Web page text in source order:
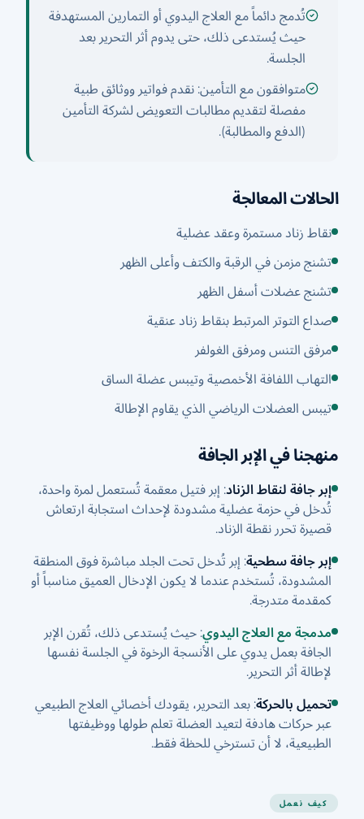
تُدمج دائماً مع العلاج اليدوي أو التمارين المستهدفة
حيث يُستدعى ذلك، حتى يدوم أثر التحرير بعد
الجلسة.
متوافقون مع التأمين: نقدم فواتير ووثائق طبية
مفصلة لتقديم مطالبات التعويض لشركة التأمين
(الدفع والمطالبة).
الحالات المعالجة
نقاط زناد مستمرة وعقد عضلية
تشنج مزمن في الرقبة والكتف وأعلى الظهر
تشنج عضلات أسفل الظهر
صداع التوتر المرتبط بنقاط زناد عنقية
مرفق التنس ومرفق الغولفر
التهاب اللفافة الأخمصية وتيبس عضلة الساق
تيبس العضلات الرياضي الذي يقاوم الإطالة
منهجنا في الإبر الجافة
إبر جافة لنقاط الزناد: إبر فتيل معقمة تُستعمل لمرة واحدة،
تُدخل في حزمة عضلية مشدودة لإحداث استجابة ارتعاش
قصيرة تحرر نقطة الزناد.
إبر جافة سطحية: إبر تُدخل تحت الجلد مباشرة فوق المنطقة
المشدودة، تُستخدم عندما لا يكون الإدخال العميق مناسباً أو
كمقدمة متدرجة.
مدمجة مع العلاج اليدوي: حيث يُستدعى ذلك، تُقرن الإبر
الجافة بعمل يدوي على الأنسجة الرخوة في الجلسة نفسها
لإطالة أثر التحرير.
تحميل بالحركة: بعد التحرير، يقودك أخصائي العلاج الطبيعي
عبر حركات هادفة لتعيد العضلة تعلم طولها ووظيفتها
الطبيعية، لا أن تسترخي للحظة فقط.
كيف نعمل